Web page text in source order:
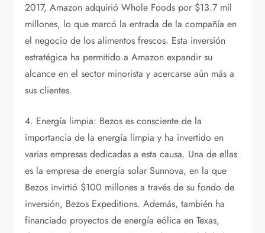
2017, Amazon adquirió Whole Foods por $13.7 mil
millones, lo que marcó la entrada de la compañía en
el negocio de los alimentos frescos. Esta inversión
estratégica ha permitido a Amazon expandir su
alcance en el sector minorista y acercarse aún más a
sus clientes.
4. Energía limpia: Bezos es consciente de la
importancia de la energía limpia y ha invertido en
varias empresas dedicadas a esta causa. Una de ellas
es la empresa de energía solar Sunnova, en la que
Bezos invirtió $100 millones a través de su fondo de
inversión, Bezos Expeditions. Además, también ha
financiado proyectos de energía eólica en Texas,